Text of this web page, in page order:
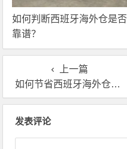
如何判断西班牙海外仓是否
靠谱？
上一篇
如何节省西班牙海外仓配送成本？
发表评论